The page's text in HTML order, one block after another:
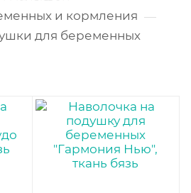
и кормления —
для беременных